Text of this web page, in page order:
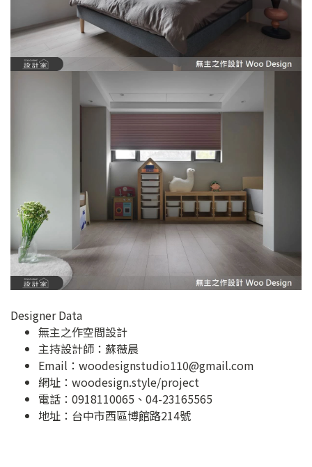
Designer Data
無主之作空間設計
主持設計師：蘇薇晨
Email： woodesignstudio110@gmail.com
網址： woodesign.style/project
電話：0918110065、04-23165565
地址： 台中市西區博館路214號